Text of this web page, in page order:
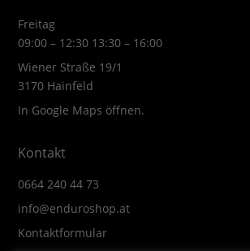
Freitag
09:00 – 12:30 13:30 – 16:00
Wiener Straße 19/1
3170 Hainfeld
In Google Maps öffnen.
Kontakt
0664 240 44 73
info@enduroshop.at
Kontaktformular